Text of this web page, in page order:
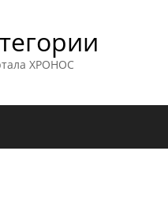
ХРОНОС